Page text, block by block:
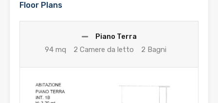
Floor Plans
Piano Terra
94 mq
2 Camere da letto 2 Bagni